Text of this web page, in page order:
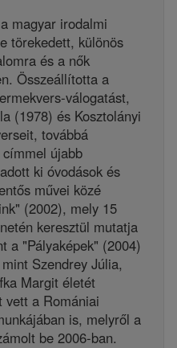
magyar irodalmi
törekedett, különös
és a nők
Összeállította a
válogatást,
(1978) és Kosztolányi
továbbá
újabb
ki óvodások és
művei közé
(2002), mely 15
keresztül mutatja
a "Pályaképek" (2004)
Szendrey Júlia,
Margit életét
vett a Romániai
is, melyről a
be 2006-ban.